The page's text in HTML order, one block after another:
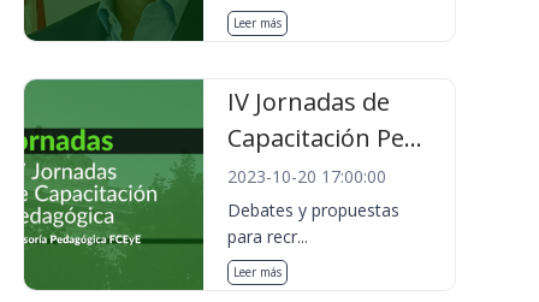
Leer más
IV Jornadas de
Capacitación Pe...
2023-10-20 17:00:00
Debates y propuestas
para recr...
Leer más